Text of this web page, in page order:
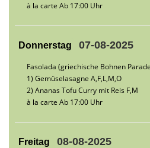
à la carte Ab 17:00 Uhr
Donnerstag 07-08-2025
Fasolada (griechische Bohnen
1) Gemüselasagne A,F,L,M,O
2) Ananas Tofu Curry mit Reis F,M
à la carte Ab 17:00 Uhr
Freitag 08-08-2025